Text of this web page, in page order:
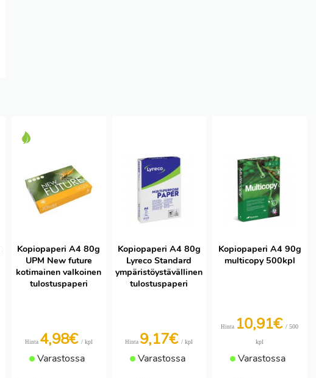
Kopiopaperi A4 80g
UPM New future
kotimainen valkoinen
tulostuspaperi
Hinta 4,98€ / kpl
Varastossa
Kopiopaperi A4 80g
Lyreco Standard
ympäristöystävällinen
tulostuspaperi
Hinta 9,17€/ kpl
Varastossa
Kopiopaperi A4 90g
multicopy 500kpl
Hinta 10,91€/ 500
kpl
Varastossa